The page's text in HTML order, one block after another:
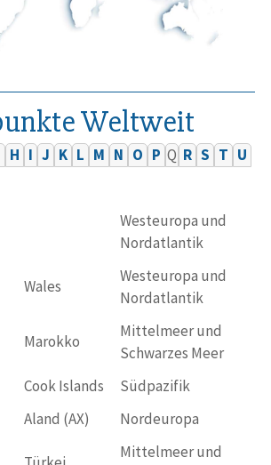
Weltweit
H I J K L M N O P Q R S T U
Westeuropa und
Nordatlantik
Wales
Westeuropa und
Nordatlantik
Marokko
Mittelmeer und
Schwarzes Meer
Cook Islands
Südpazifik
Aland (AX) Nordeuropa
Mittelmeer und